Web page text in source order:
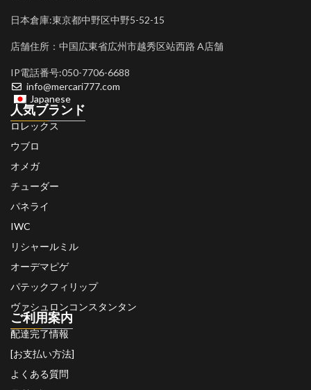
日本倉庫:東京都中野区中野5-52-15
店舗住所：中国広東省広州市越秀区站西路 A店舗
IP電話番号:050-7706-6688
info@mercari777.com
Japanese
人気ブランド
ロレックス
ウブロ
オメガ
チューダー
パネライ
IWC
リシャールミル
オーデマピゲ
パテックフィリップ
ヴァシュロンコンスタンタン
ご利用案内
配達完了情報
[お支払い方法]
よくある質問